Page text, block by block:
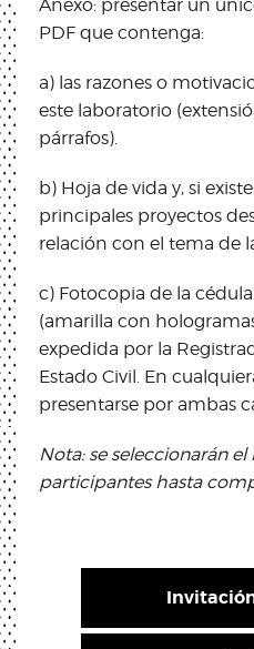
Anexo: presentar un
PDF que contenga:
a) las razones o
este laboratorio
párrafos).
b) Hoja de vida y, si
principales proyectos
relación con el tema de
c) Fotocopia de la
(amarilla con
expedida por la
Estado Civil. En
presentarse por ambas
Nota: se seleccionarán
participantes hasta